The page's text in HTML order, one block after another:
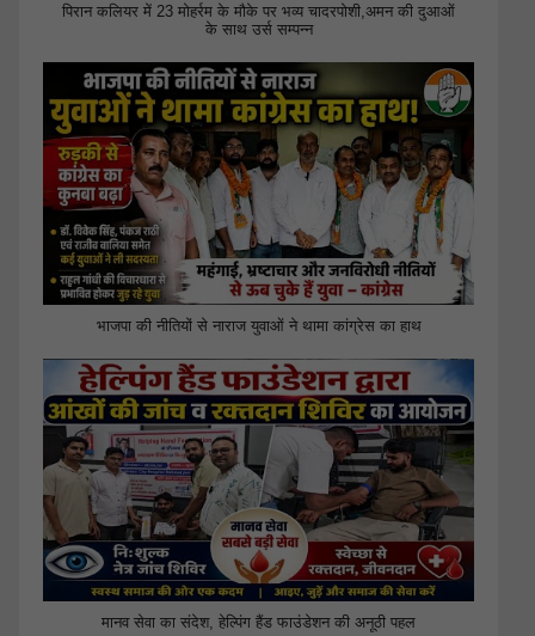
पिरान कलियर में 23 मोहर्रम के मौके पर भव्य चादरपोशी,अमन की दुआओं
के साथ उर्स सम्पन्न
भाजपा की नीतियों से नाराज युवाओं ने थामा कांग्रेस का हाथ
मानव सेवा का संदेश, हेल्पिंग हैंड फाउंडेशन की अनूठी पहल